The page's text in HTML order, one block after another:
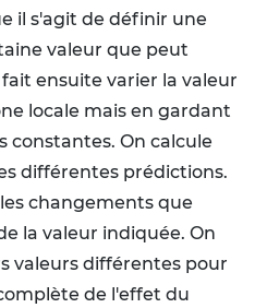
il s'agit de définir une
valeur que peut
ensuite varier la valeur
locale mais en gardant
constantes. On calcule
différentes prédictions.
changements que
la valeur indiquée. On
valeurs différentes pour
de l'effet du